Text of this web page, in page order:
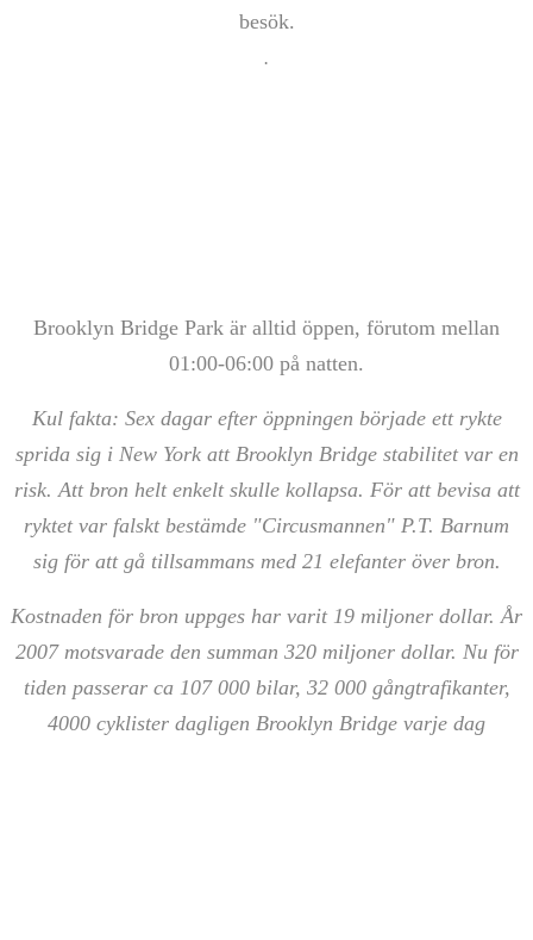
besök.
.
Brooklyn Bridge Park är alltid öppen, förutom mellan
01:00-06:00 på natten.
Kul fakta: Sex dagar efter öppningen började ett rykte
sprida sig i New York att Brooklyn Bridge stabilitet var en
risk. Att bron helt enkelt skulle kollapsa. För att bevisa att
ryktet var falskt bestämde ʺCircusmannenʺ P.T. Barnum
sig för att gå tillsammans med 21 elefanter över bron.
Kostnaden för bron uppges har varit 19 miljoner dollar. År
2007 motsvarade den summan 320 miljoner dollar. Nu för
tiden passerar ca 107 000 bilar, 32 000 gångtrafikanter,
4000 cyklister dagligen Brooklyn Bridge varje dag